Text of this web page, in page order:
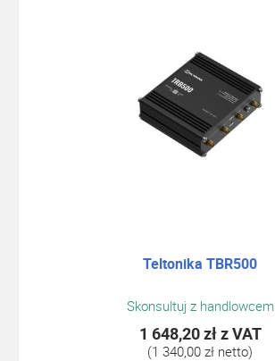
Teltonika TBR500
Skonsultuj z handlowcem
1 648,20 złz VAT
(1 340,00 zł netto)